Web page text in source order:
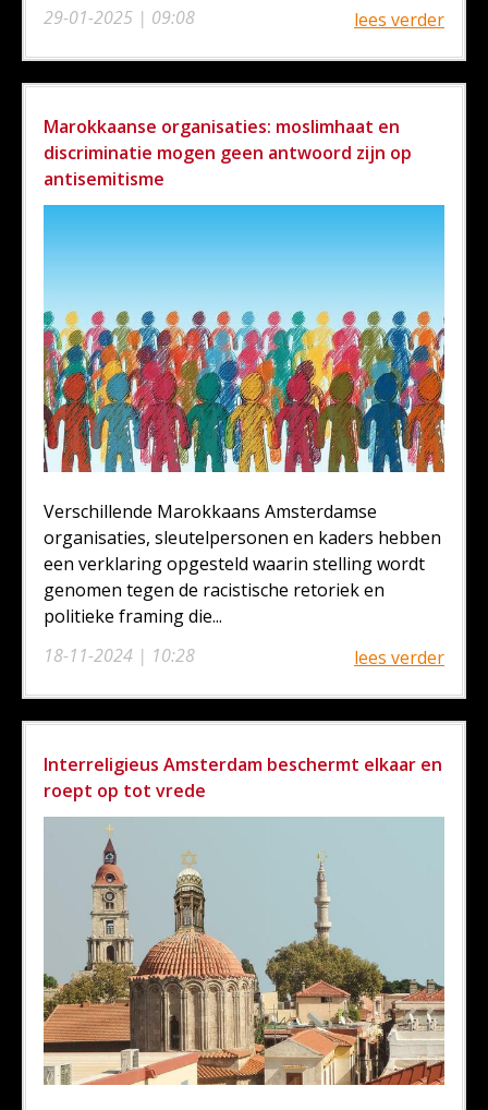
29-01-2025 | 09:08 lees verder
Marokkaanse organisaties: moslimhaat en
discriminatie mogen geen antwoord zijn op
antisemitisme
18-11-2024 | 10:28
Verschillende Marokkaans Amsterdamse
organisaties, sleutelpersonen en kaders hebben
een verklaring opgesteld waarin stelling wordt
genomen tegen de racistische retoriek en
politieke framing die...
lees verder
Interreligieus Amsterdam beschermt elkaar en
roept op tot vrede